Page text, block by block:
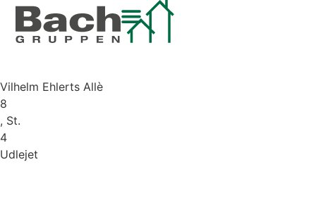
Vilhelm Ehlerts Allè
8
, St.
4
Udlejet